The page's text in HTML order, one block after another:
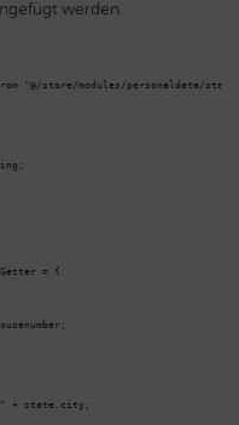
werden.
"@/store/modules/personaldata/
= {
+ state.city;